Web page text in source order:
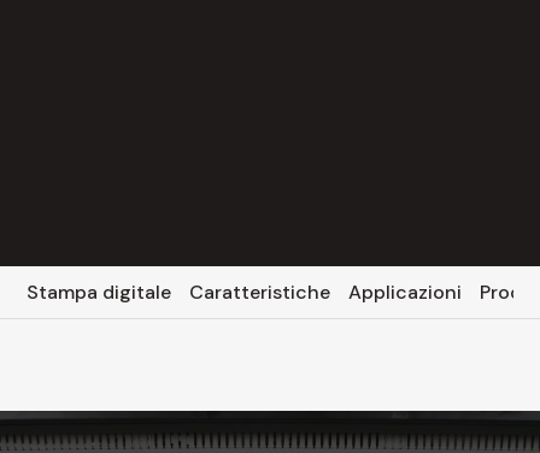
Stampa digitale Caratteristiche Applicazioni